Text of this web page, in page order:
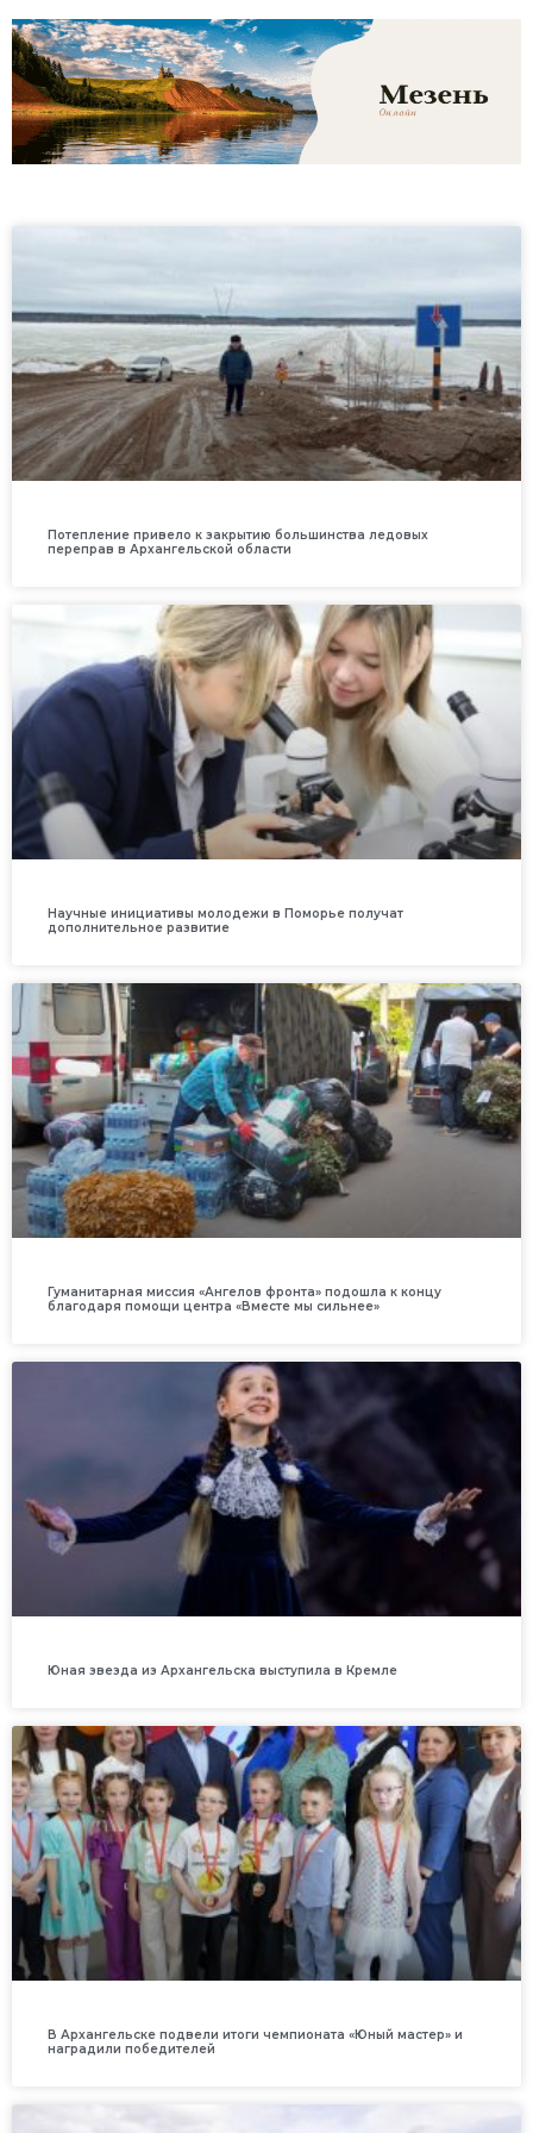
Потепление привело к закрытию большинства ледовых
переправ в Архангельской области
Научные инициативы молодежи в Поморье получат
дополнительное развитие
Гуманитарная миссия «Ангелов фронта» подошла к концу
благодаря помощи центра «Вместе мы сильнее»
Юная звезда из Архангельска выступила в Кремле
В Архангельске подвели итоги чемпионата «Юный мастер» и
наградили победителей